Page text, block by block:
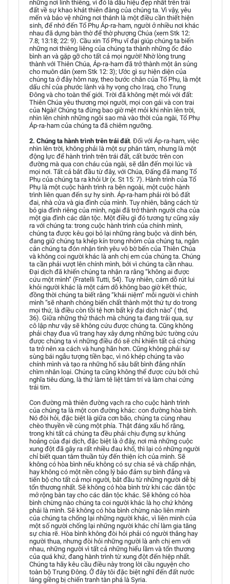
những nơi linh thiêng, vì đó là dấu hiệu đẹp nhất trên trái
đất về sự khao khát thiên đàng của chúng ta. Vì vậy, yêu
mến và bảo vệ những nơi thánh là một điều cần thiết hiện
sinh, để nhớ đến Tổ Phụ Áp-ra-ham, người ở nhiều nơi khác
nhau đã dựng bàn thờ để thờ phượng Chúa (xem Stk 12:
7.8; 13:18; 22: 9). Cầu xin Tổ Phụ vĩ đại giúp chúng ta biến
những nơi thiêng liêng của chúng ta thành những ốc đảo
bình an và gặp gỡ cho tất cả mọi người! Nhờ lòng trung
thành với Thiên Chúa, Áp-ra-ham đã trở thành một ân sủng
cho muôn dân (xem Stk 12: 3); Ước gì sự hiện diện của
chúng ta ở đây hôm nay, theo bước chân của Tổ Phụ, là một
dấu chỉ của phước lành và hy vọng cho Iraq, cho Trung
Đông và cho toàn thế giới. Trời đã không mệt mỏi với đất:
Thiên Chúa yêu thương mọi người, mọi con gái và con trai
của Ngài! Chúng ta đừng bao giờ mệt mỏi khi nhìn lên trời,
nhìn lên chính những ngôi sao mà vào thời của ngài, Tổ Phụ
Áp-ra-ham của chúng ta đã chiêm ngưỡng.
2. Chúng ta hành trình trên trái đất. Đối với Áp-ra-ham, việc
nhìn lên trời, không phải là một sự phân tâm, nhưng là một
động lực để hành trình trên trái đất, cất bước trên con
đường mà qua con cháu của ngài, sẽ dẫn đến mọi lúc và
mọi nơi. Tất cả bắt đầu từ đây, với Chúa, Đấng đã mang Tổ
Phụ của chúng ta ra khỏi Ur (x. St 15: 7). Hành trình của Tổ
Phụ là một cuộc hành trình ra bên ngoài, một cuộc hành
trình liên quan đến sự hy sinh. Áp-ra-ham phải rời bỏ đất
đai, nhà cửa và gia đình của mình. Tuy nhiên, bằng cách từ
bỏ gia đình riêng của mình, ngài đã trở thành người cha của
một gia đình các dân tộc. Một điều gì đó tương tự cũng xảy
ra với chúng ta: trong cuộc hành trình của chính mình,
chúng ta được kêu gọi bỏ lại những ràng buộc và dính bén,
đang giữ chúng ta khép kín trong nhóm của chúng ta, ngăn
cản chúng ta đón nhận tình yêu vô bờ bến của Thiên Chúa
và không coi người khác là anh chị em của chúng ta. Chúng
ta cần phải vượt lên chính mình, bởi vì chúng ta cần nhau.
Đại dịch đã khiến chúng ta nhận ra rằng “không ai được
cứu một mình” (Fratelli Tutti, 54). Tuy nhiên, cám dỗ rút lui
khỏi người khác là một cám dỗ không bao giờ kết thúc,
đồng thời chúng ta biết rằng “khái niệm” mỗi người vì chính
mình “sẽ nhanh chóng biến chất thành một thứ tự do trong
mọi thứ, là điều còn tồi tệ hơn bất kỳ đại dịch nào” ( thd,
36). Giữa những thử thách mà chúng ta đang trải qua, sự
cô lập như vậy sẽ không cứu được chúng ta. Cũng không
phải chạy đua vũ trang hay xây dựng những bức tường cứu
được chúng ta vì những điều đó sẽ chỉ khiến tất cả chúng
ta trở nên xa cách và hung hãn hơn. Cũng không phải sự
sùng bái ngẫu tượng tiền bạc, vì nó khép chúng ta vào
chính mình và tạo ra những hố sâu bất bình đẳng nhấn
chìm nhân loại. Chúng ta cũng không thể được cứu bởi chủ
nghĩa tiêu dùng, là thứ làm tê liệt tâm trí và làm chai cứng
trái tim.
Con đường mà thiên đường vạch ra cho cuộc hành trình
của chúng ta là một con đường khác: con đường hòa bình.
Nó đòi hỏi, đặc biệt là giữa cơn bão, chúng ta cùng nhau
chèo thuyền về cùng một phía. Thật đáng xấu hổ rằng,
trong khi tất cả chúng ta đều phải chịu đựng sự khủng
hoảng của đại dịch, đặc biệt là ở đây, nơi mà những cuộc
xung đột đã gây ra rất nhiều đau khổ, thì lại có những người
chỉ biết quan tâm thuần túy đến thiện ích của mình. Sẽ
không có hòa bình nếu không có sự chia sẻ và chấp nhận,
hay không có một nền công lý bảo đảm sự bình đẳng và
tiến bộ cho tất cả mọi người, bắt đầu từ những người dễ bị
tổn thương nhất. Sẽ không có hòa bình trừ khi các dân tộc
mở rộng bàn tay cho các dân tộc khác. Sẽ không có hòa
bình chừng nào chúng ta coi người khác là họ chứ không
phải là mình. Sẽ không có hòa bình chừng nào liên minh
của chúng ta chống lại những người khác, vì liên minh của
một số người chống lại những người khác chỉ làm gia tăng
sự chia rẽ. Hòa bình không đòi hỏi phải có người thắng hay
người thua, nhưng đòi hỏi những người là anh chị em với
nhau, những người vì tất cả những hiểu lầm và tổn thương
của quá khứ, đang hành trình từ xung đột đến hiệp nhất.
Chúng ta hãy kêu cầu điều này trong lời cầu nguyện cho
toàn bộ Trung Đông. Ở đây tôi đặc biệt nghĩ đến đất nước
láng giềng bị chiến tranh tàn phá là Syria.